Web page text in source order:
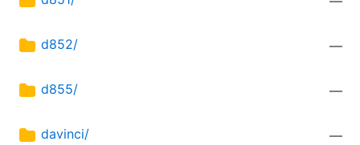
d852/ —
d855/ —
davinci/ —